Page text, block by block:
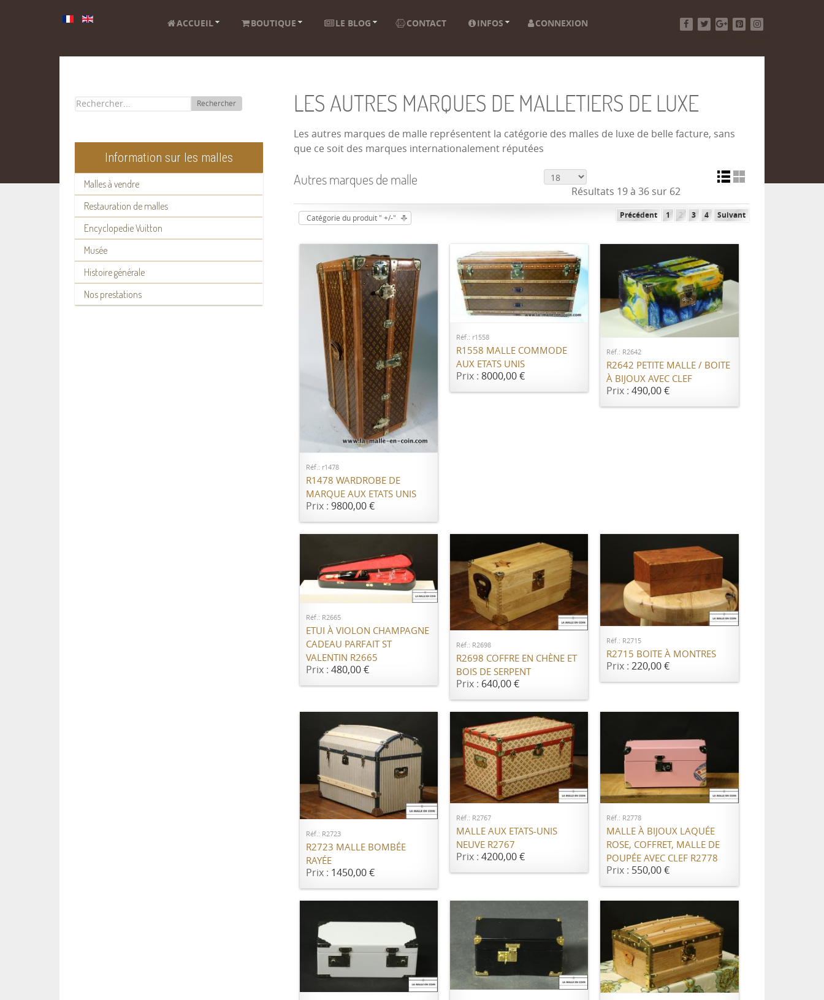
ACCUEIL BOUTIQUE LE BLOG CONTACT INFOS
CONNEXION
Rechercher
Information sur les malles
Malles à vendre
Restauration de malles
Encyclopedie Vuitton
Musée
Histoire générale
Nos prestations
LES AUTRES MARQUES DE MALLETIERS DE LUXE
Les autres marques de malle représentent la catégorie des malles de luxe de belle facture, sans
que ce soit des marques internationalement réputées
Autres marques de malle
Résultats 19 à 36 sur 62
Catégorie du produit " +/-" Précédent 1 2 3 4 Suivant
AJOUTER AU PANIER
Réf.: r1478
R1478 WARDROBE DE
MARQUE AUX ETATS UNIS
Prix : 9800,00 €
AJOUTER AU PANIER
Réf.: r1558
R1558 MALLE COMMODE
AUX ETATS UNIS
Prix : 8000,00 €
AJOUTER AU PANIER
Réf.: R2642
R2642 PETITE MALLE / BOITE
À BIJOUX AVEC CLEF
Prix :490,00 €
AJOUTER AU PANIER
Réf.: R2665
ETUI À VIOLON CHAMPAGNE
CADEAU PARFAIT ST
VALENTIN R2665
Prix : 480,00 €
AJOUTER AU PANIER
Réf.: R2698
R2698 COFFRE EN CHÈNE ET
BOIS DE SERPENT
Prix : 640,00 €
AJOUTER AU PANIER
Réf.: R2715
R2715 BOITE À MONTRES
Prix : 220,00 €
AJOUTER AU PANIER
Réf.: R2723
R2723 MALLE BOMBÉE
RAYÉE
Prix : 1450,00 €
AJOUTER AU PANIER
Réf.: R2767
MALLE AUX ETATS-UNIS
NEUVE R2767
Prix : 4200,00 €
AJOUTER AU PANIER
Réf.: R2778
MALLE À BIJOUX LAQUÉE
ROSE, COFFRET, MALLE DE
POUPÉE AVEC CLEF R2778
Prix : 550,00 €
AJOUTER AU PANIER AJOUTER AU PANIER AJOUTER AU PANIER